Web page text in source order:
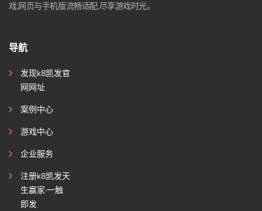
戏,网页与手机版流畅适配,尽享游戏时光。
导航
发现k8凯发官
网网址
案例中心
游戏中心
企业服务
注册k8凯发天
生赢家·一触
即发